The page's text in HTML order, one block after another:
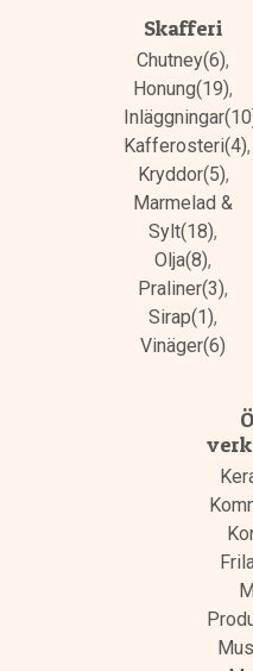
Skafferi
Chutney(6),
Honung(19),
Kafferosteri(4),
Kryddor(5),
Marmelad &
Sylt(18),
Olja(8),
Praliner(3),
Sirap(1),
Vinäger(6)